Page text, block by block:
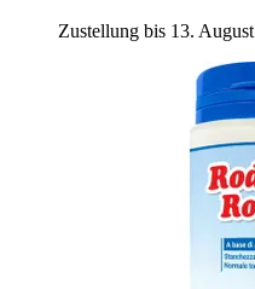
Zustellung bis 13. August